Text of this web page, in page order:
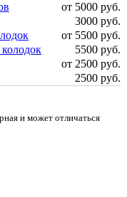
от 5000 руб.
3000 руб.
от 5500 руб.
5500 руб.
от 2500 руб.
2500 руб.
и может отличаться